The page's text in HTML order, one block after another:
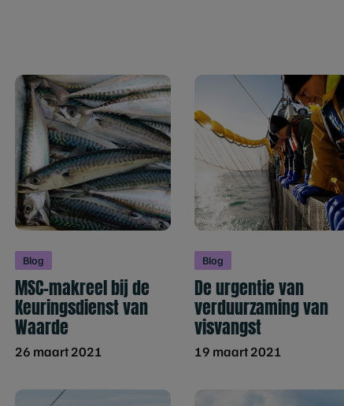
Blog
MSC-makreel bij de
Keuringsdienst van
Waarde
26 maart 2021
Blog
De urgentie van
verduurzaming van
visvangst
19 maart 2021